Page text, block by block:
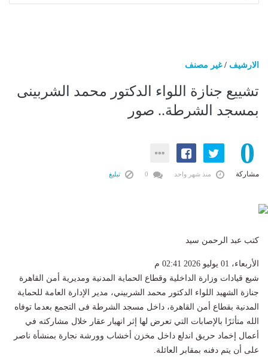
الارشيف /غير مصنف
تشييع جنازة اللواء الدكتور محمد الشربينى
بمسجد الشرطة.. صور
0
مشاركة منذ شهر واحد تبليغ
كتب عبد الرحمن سيد
الأربعاء، 01 يوليو 2026 02:41 م
شيع قيادات وزارة الداخلية وقطاع الحماية المدنية ومديرية أمن القاهرة
جنازة الشهيد اللواء الدكتور محمد الشربيني، مدير الإدارة العامة للحماية
المدنية بقطاع أمن القاهرة، داخل مسجد الشرطة فى التجمع بعدما توفاه
الله متأثرًا بالإصابات التي تعرض لها إثر انهيار عقار خلال مشاركته في
أعمال إخماد حريق اندلع داخل مخزن أخشاب وورشة نجارة بمنشأة ناصر
على أن يتم دفنه بمقابر العائلة.